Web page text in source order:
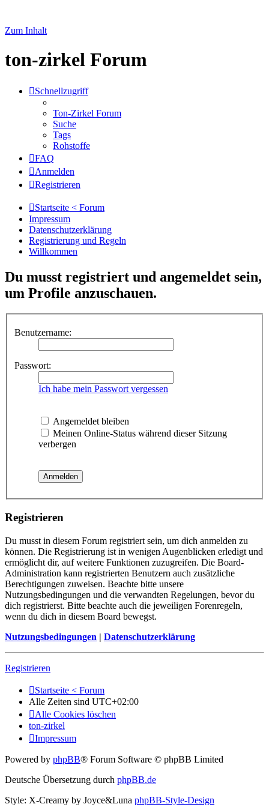
Zum Inhalt
ton-zirkel Forum
Schnellzugriff
Ton-Zirkel Forum
Suche
Tags
Rohstoffe
FAQ
Anmelden
Registrieren
Startseite < Forum
Impressum
Datenschutzerklärung
Registrierung und Regeln
Willkommen
Du musst registriert und angemeldet sein,
um Profile anzuschauen.
Benutzername:
Passwort:
Ich habe mein Passwort vergessen
Angemeldet bleiben
Meinen Online-Status während dieser Sitzung
verbergen
Registrieren
Du musst in diesem Forum registriert sein, um dich anmelden zu
können. Die Registrierung ist in wenigen Augenblicken erledigt und
ermöglicht dir, auf weitere Funktionen zuzugreifen. Die Board-
Administration kann registrierten Benutzern auch zusätzliche
Berechtigungen zuweisen. Beachte bitte unsere
Nutzungsbedingungen und die verwandten Regelungen, bevor du
dich registrierst. Bitte beachte auch die jeweiligen Forenregeln,
wenn du dich in diesem Board bewegst.
Nutzungsbedingungen | Datenschutzerklärung
Registrieren
Startseite < Forum
Alle Zeiten sind UTC+02:00
Alle Cookies löschen
ton-zirkel
Impressum
Powered by phpBB® Forum Software © phpBB Limited
Deutsche Übersetzung durch phpBB.de
Style: X-Creamy by Joyce&Luna phpBB-Style-Design